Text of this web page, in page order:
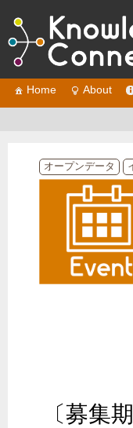
Home About
オープンデータ
〔募集